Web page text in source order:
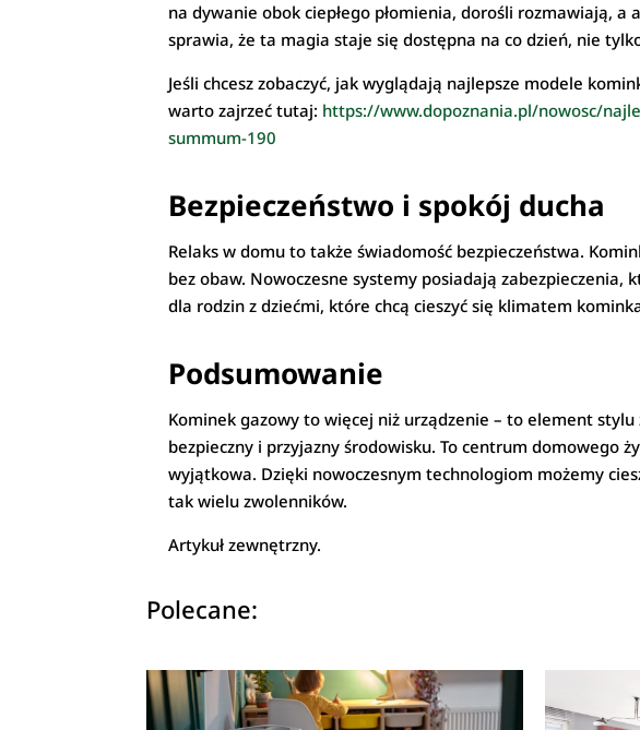
na dywanie obok ciepłego płomienia, dorośli rozmawiają,
sprawia, że ta magia staje się dostępna na co dzień, nie
Jeśli chcesz zobaczyć, jak wyglądają najlepsze modele
warto zajrzeć tutaj: https://www.dopoznania.pl/nowosc/
summum-190
Bezpieczeństwo i spokój ducha
Relaks w domu to także świadomość bezpieczeństwa.
bez obaw. Nowoczesne systemy posiadają zabezpieczenia,
dla rodzin z dziećmi, które chcą cieszyć się klimatem
Podsumowanie
Kominek gazowy to więcej niż urządzenie – to element
bezpieczny i przyjazny środowisku. To centrum domowego
wyjątkowa. Dzięki nowoczesnym technologiom możemy
tak wielu zwolenników.
Artykuł zewnętrzny.
Polecane: